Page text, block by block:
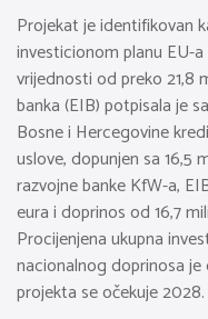
Projekat je identifikovan
investicionom planu EU-
vrijednosti od preko 21,8
banka (EIB) potpisala je
Bosne i Hercegovine
uslove, dopunjen sa 16,5
razvojne banke KfW-a,
eura i doprinos od 16,7
Procijenjena ukupna
nacionalnog doprinosa je
projekta se očekuje